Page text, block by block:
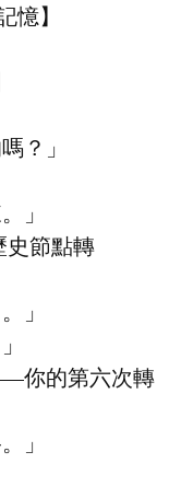
】
？」
」
史節點轉
」
你的第六次轉
」